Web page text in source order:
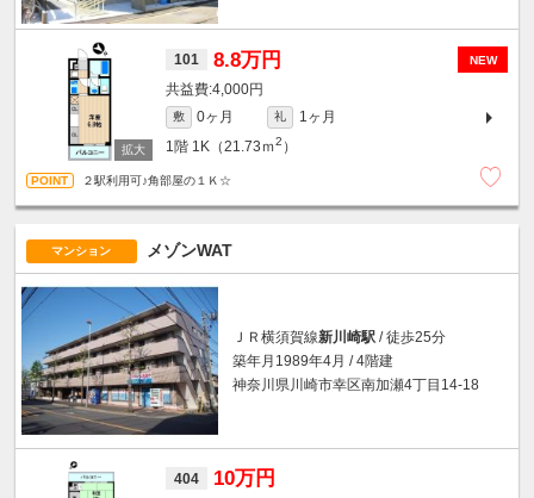
NEW
101 8.8万円
4,000円
敷 0ヶ月 礼
1ヶ月
1階 1K（21.73ｍ2 ）
２駅利用可♪角部屋の１Ｋ☆
マンション メゾンWAT
ＪＲ横須賀線新川崎駅 / 徒歩25分
築年月1989年4月 / 4階建
神奈川県川崎市幸区南加瀬4丁目14-18
404 10万円